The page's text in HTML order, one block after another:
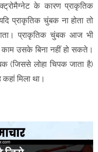
के कारण प्राकृतिक
प्राकृतिक चुंबक ना होता तो
प्राकृतिक चुंबक आज भी
उसके बिना नहीं हो सकते।
(जिससे लोहा चिपक जाता है)
मिला था।